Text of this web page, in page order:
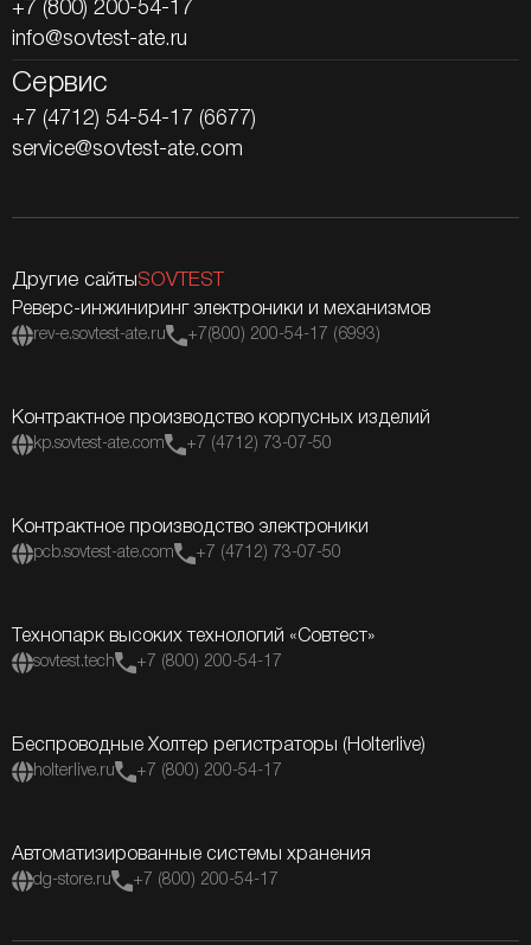
+7 (800) 200-54-17
info@sovtest-ate.ru
Сервис
+7 (4712) 54-54-17 (6677)
service@sovtest-ate.com
Другие сайтыSOVTEST
Реверс-инжиниринг электроники и механизмов
rev-e.sovtest-ate.ru +7(800) 200-54-17 (6993)
Контрактное производство корпусных изделий
kp.sovtest-ate.com +7 (4712) 73-07-50
Контрактное производство электроники
pcb.sovtest-ate.com +7 (4712) 73-07-50
Технопарк высоких технологий «Совтест»
sovtest.tech +7 (800) 200-54-17
Беспроводные Холтер регистраторы (Holterlive)
holterlive.ru +7 (800) 200-54-17
Автоматизированные системы хранения
dg-store.ru +7 (800) 200-54-17